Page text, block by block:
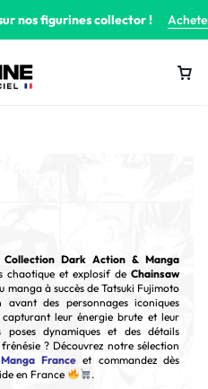
nos figurines collector !
Collection Dark Action & Manga
chaotique et explosif de Chainsaw
manga à succès de Tatsuki Fujimoto
des personnages iconiques
leur énergie brute et leur
dynamiques et des détails
? Découvrez notre sélection
Franceet commandez dès
en France
.